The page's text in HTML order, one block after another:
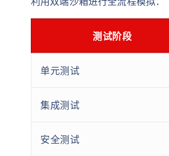
测试阶段
单元测试
集成测试
安全测试